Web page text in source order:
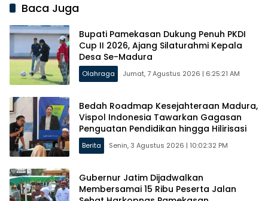
Baca Juga
Bupati Pamekasan Dukung Penuh PKDI
Cup II 2026, Ajang Silaturahmi Kepala
Desa Se-Madura
Olahraga Jumat, 7 Agustus 2026 | 6:25:21 AM
Bedah Roadmap Kesejahteraan Madura,
Vispol Indonesia Tawarkan Gagasan
Penguatan Pendidikan hingga Hilirisasi
Berita Senin, 3 Agustus 2026 | 10:02:32 PM
Gubernur Jatim Dijadwalkan
Membersamai 15 Ribu Peserta Jalan